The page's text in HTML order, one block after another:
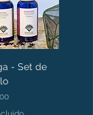
- Set de